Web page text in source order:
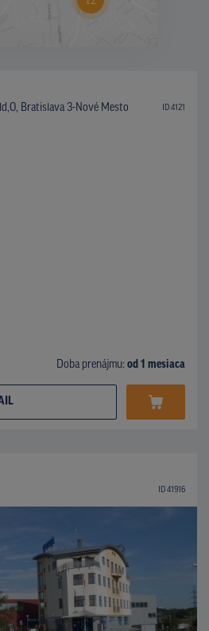
Bratislava 3-Nové Mesto ID 4121
Doba prenájmu: od 1 mesiaca
ID 41916